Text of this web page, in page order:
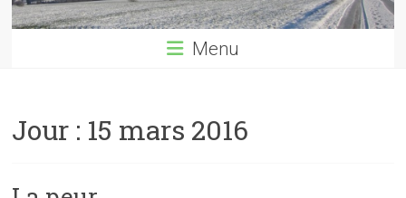
Menu
Jour : 15 mars 2016